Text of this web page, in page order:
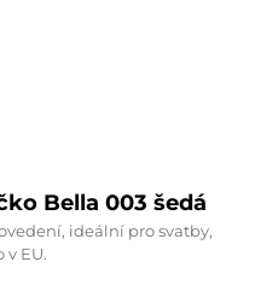
Bella 003 šedá
ideální pro svatby,
v EU.